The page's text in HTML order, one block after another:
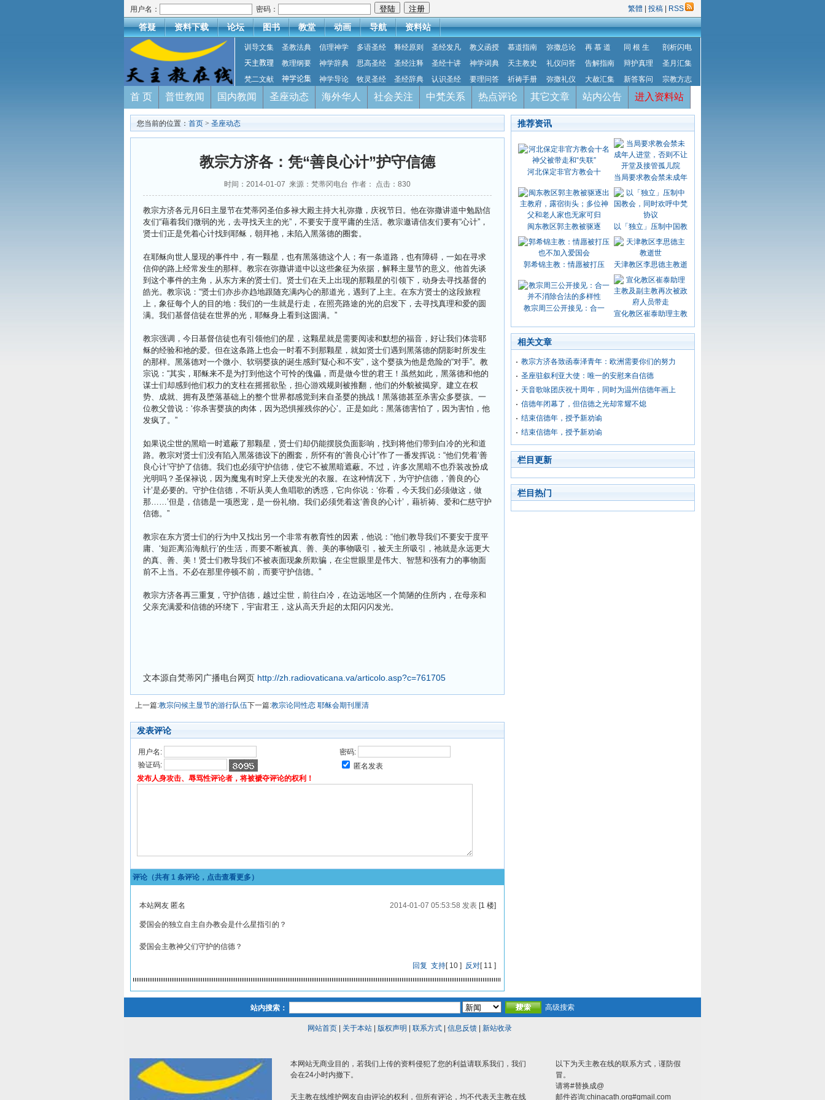
用户名： 密码： 繁體 投稿 RSS
答疑 资料下载 论坛 图书 教堂 动画 导航 资料站
训导文集 圣教法典 信理神学 多语圣经 释经原则 圣经发凡 教义函授 慕道指南 弥撒总论 再 慕 道 同 根 生
剖析闪电
天主教理
教理纲要 神学辞典 思高圣经 圣经注释 圣经十讲 神学词典 天主教史 礼仪问答 告解指南 辩护真理
圣月汇集
梵二文献
神学论集 神学导论 牧灵圣经 圣经辞典 认识圣经 要理问答 祈祷手册 弥撒礼仪 大赦汇集 新答客问 宗教方志
首 页 普世教闻 国内教闻 圣座动态 海外华人 社会关注 中梵关系 热点评论 其它文章 站内公告 进入资料站
您当前的位置： 首页 > 圣座动态
教宗方济各：凭“善良心计”护守信德
时间：2014-01-07 来源：梵蒂冈电台 作者： 点击： 830
教宗方济各元月6日主显节在梵蒂冈圣伯多禄大殿主持大礼弥撒，庆祝节日。他在弥撒讲道中勉励信
友们“藉着我们微弱的光，去寻找天主的光”，不要安于度平庸的生活。教宗邀请信友们要有“心计”，
贤士们正是凭着心计找到耶稣，朝拜祂，未陷入黑落德的圈套。
在耶稣向世人显现的事件中，有一颗星，也有黑落德这个人；有一条道路，也有障碍，一如在寻求
信仰的路上经常发生的那样。教宗在弥撒讲道中以这些象征为依据，解释主显节的意义。他首先谈
到这个事件的主角，从东方来的贤士们。贤士们在天上出现的那颗星的引领下，动身去寻找基督的
皓光。教宗说：“贤士们亦步亦趋地跟随充满内心的那道光，遇到了上主。在东方贤士的这段旅程
上，象征每个人的目的地：我们的一生就是行走，在照亮路途的光的启发下，去寻找真理和爱的圆
满。我们基督信徒在世界的光，耶稣身上看到这圆满。”
教宗强调，今日基督信徒也有引领他们的星，这颗星就是需要阅读和默想的福音，好让我们体尝耶
稣的经验和祂的爱。但在这条路上也会一时看不到那颗星，就如贤士们遇到黑落德的阴影时所发生
的那样。黑落德对一个微小、软弱婴孩的诞生感到“疑心和不安”，这个婴孩为他是危险的“对手”。教
宗说：“其实，耶稣来不是为打到他这个可怜的傀儡，而是做今世的君王！虽然如此，黑落德和他的
谋士们却感到他们权力的支柱在摇摇欲坠，担心游戏规则被推翻，他们的外貌被揭穿。建立在权
势、成就、拥有及堕落基础上的整个世界都感觉到来自圣婴的挑战！黑落德甚至杀害众多婴孩。一
位教父曾说：‘你杀害婴孩的肉体，因为恐惧摧残你的心’。正是如此：黑落德害怕了，因为害怕，他
发疯了。”
如果说尘世的黑暗一时遮蔽了那颗星，贤士们却仍能摆脱负面影响，找到将他们带到白冷的光和道
路。教宗对贤士们没有陷入黑落德设下的圈套，所怀有的“善良心计”作了一番发挥说：“他们凭着‘善
良心计’守护了信德。我们也必须守护信德，使它不被黑暗遮蔽。不过，许多次黑暗不也乔装改扮成
光明吗？圣保禄说，因为魔鬼有时穿上天使发光的衣服。在这种情况下，为守护信德，‘善良的心
计’是必要的。守护住信德，不听从美人鱼唱歌的诱惑，它向你说：‘你看，今天我们必须做这，做
那……’但是，信德是一项恩宠，是一份礼物。我们必须凭着这‘善良的心计’，藉祈祷、爱和仁慈守护
信德。”
教宗在东方贤士们的行为中又找出另一个非常有教育性的因素，他说：“他们教导我们不要安于度平
庸、‘短距离沿海航行’的生活，而要不断被真、善、美的事物吸引，被天主所吸引，祂就是永远更大
的真、善、美！贤士们教导我们不被表面现象所欺骗，在尘世眼里是伟大、智慧和强有力的事物面
前不上当。不必在那里停顿不前，而要守护信德。”
教宗方济各再三重复，守护信德，越过尘世，前往白冷，在边远地区一个简陋的住所内，在母亲和
父亲充满爱和信德的环绕下，宇宙君王，这从高天升起的太阳闪闪发光。
文本源自梵蒂冈广播电台网页 http://zh.radiovaticana.va/articolo.asp?c=761705
上一篇:教宗问候主显节的游行队伍下一篇:教宗论同性恋 耶稣会期刊厘清
发表评论
用户名:
密码:
验证码:
匿名发表
发布人身攻击、辱骂性评论者，将被褫夺评论的权利！
评论（共有 1 条评论，点击查看更多）
本站网友 匿名 2014-01-07 05:53:58 发表[1 楼]
爱国会的独立自主自办教会是什么星指引的？
爱国会主教神父们守护的信德？
回复 支持[10 ] 反对[11 ]
推荐资讯
河北保定非官方教会十
当局要求教会禁未成年
闽东教区郭主教被驱逐 以「独立」压制中国教
郭希锦主教：情愿被打压 天津教区李思德主教逝
教宗周三公开接见：合一
宣化教区崔泰助理主教
相关文章
教宗方济各致函泰泽青年：欧洲需要你们的努力
圣座驻叙利亚大使：唯一的安慰来自信德
天音歌咏团庆祝十周年，同时为温州信德年画上
信德年闭幕了，但信德之光却常耀不熄
结束信德年，授予新劝谕
结束信德年，授予新劝谕
栏目更新
栏目热门
站内搜索： 高级搜索
网站首页| 关于本站| 版权声明 联系方式| 信息反馈| 新站收录
本网站无商业目的，若我们上传的资料侵犯了您的利益请联系我们，我们
会在24小时内撤下。
天主教在线维护网友自由评论的权利，但所有评论，均不代表天主教在线
以下为天主教在线的联系方式，谨防假
冒。
请将#替换成@
邮件咨询:chinacath.org#gmail.com